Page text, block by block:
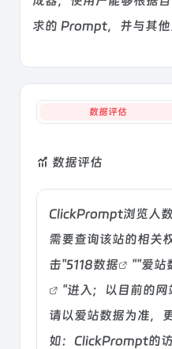
求的 Prompt，并与其他
数据评估
数据评估
ClickPrompt浏览人
需要查询该站的相关
击"5118数据 ""爱站
"进入；以目前的
请以爱站数据为准，
如：ClickPrompt的